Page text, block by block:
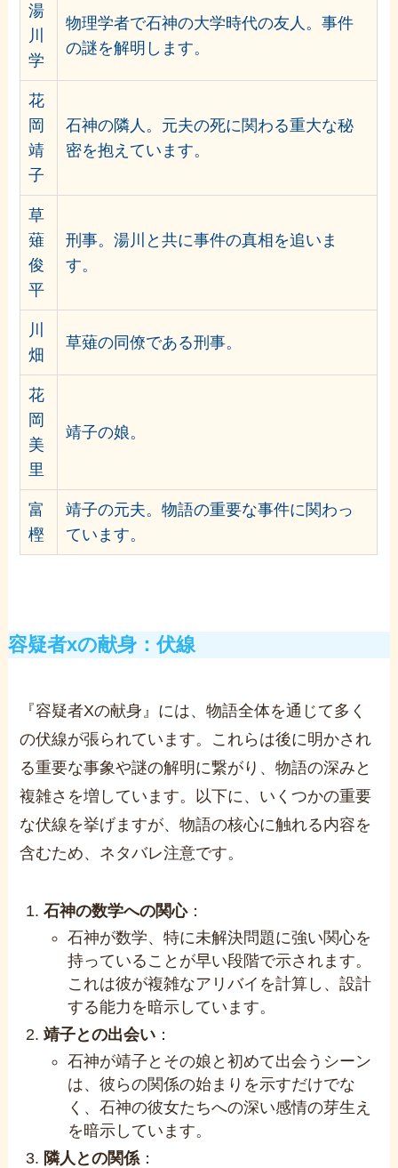
湯
川
学
物理学者で石神の大学時代の友人。事件
の謎を解明します。
花
岡
靖
子
石神の隣人。元夫の死に関わる重大な秘
密を抱えています。
草
薙
俊
平
刑事。湯川と共に事件の真相を追いま
す。
川
畑
草薙の同僚である刑事。
花
岡
美
里
靖子の娘。
富
樫
靖子の元夫。物語の重要な事件に関わっ
ています。
容疑者xの献身：伏線
『容疑者Xの献身』には、物語全体を通じて多く
の伏線が張られています。これらは後に明かされ
る重要な事象や謎の解明に繋がり、物語の深みと
複雑さを増しています。以下に、いくつかの重要
な伏線を挙げますが、物語の核心に触れる内容を
含むため、ネタバレ注意です。
石神の数学への関心：
石神が数学、特に未解決問題に強い関心を
持っていることが早い段階で示されます。
これは彼が複雑なアリバイを計算し、設計
する能力を暗示しています。
靖子との出会い ：
石神が靖子とその娘と初めて出会うシーン
は、彼らの関係の始まりを示すだけでな
く、石神の彼女たちへの深い感情の芽生え
を暗示しています。
隣人との関係 ：